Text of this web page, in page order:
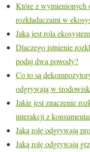
Które z wymienionych
rozkładaczami w
Jaka jest rola
Dlaczego istnienie
podaj dwa powody?
Co to są
odgrywają w
Jakie jest znaczenie
interakcji z
Jaką rolę odgrywają
Jaką rolę odgrywają